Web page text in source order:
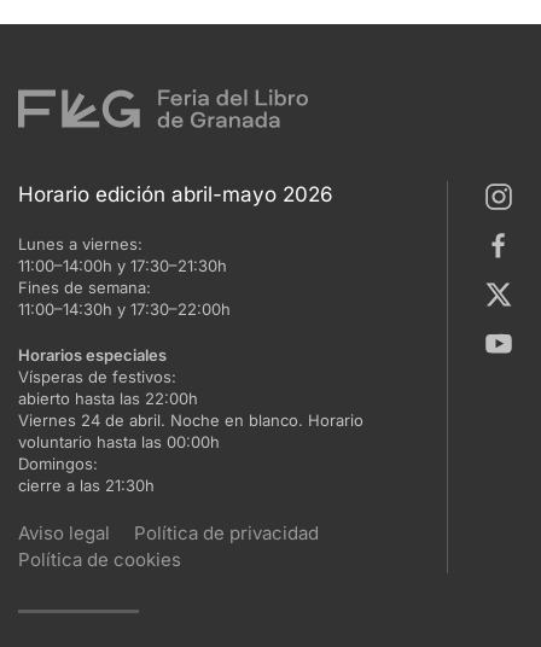
Horario edición abril-mayo 2026
Lunes a viernes:
11:00–14:00h y 17:30–21:30h
Fines de semana:
11:00–14:30h y 17:30–22:00h
Horarios especiales
Vísperas de festivos:
abierto hasta las 22:00h
Viernes 24 de abril. Noche en blanco. Horario
voluntario hasta las 00:00h
Domingos:
cierre a las 21:30h
Aviso legal
Política de privacidad
Política de cookies